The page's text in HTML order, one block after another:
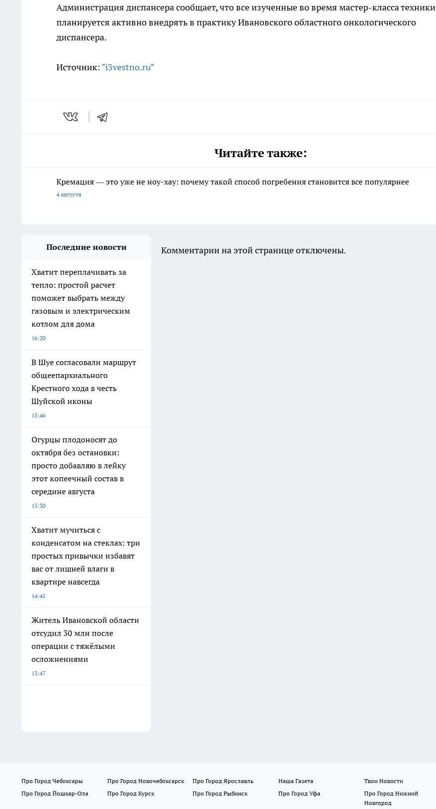
Администрация диспансера сообщает, что все изученные во время мастер-класса техники
планируется активно внедрять в практику Ивановского областного онкологического
диспансера.
Источник: "i3vestno.ru"
Читайте также:
Кремация — это уже не ноу-хау: почему такой способ погребения становится все популярнее
4 августа
Последние новости
Хватит переплачивать за
тепло: простой расчет
поможет выбрать между
газовым и электрическим
котлом для дома
16:20
В Шуе согласовали маршрут
общеепархиального
Крестного хода в честь
Шуйской иконы
15:46
Огурцы плодоносят до
октября без остановки:
просто добавляю в лейку
этот копеечный состав в
середине августа
15:30
Хватит мучиться с
конденсатом на стеклах: три
простых привычки избавят
вас от лишней влаги в
квартире навсегда
14:45
Житель Ивановской области
отсудил 30 млн после
операции с тяжёлыми
осложнениями
13:47
Комментарии на этой странице отключены.
Про Город Чебоксары Про Город Новочебоксарск Про Город Ярославль Наша Газета
Твои Новости
Про Город Йошкар-Ола
Про Город Курск Про Город Рыбинск Про Город Уфа
Про Город Нижний
Новгород